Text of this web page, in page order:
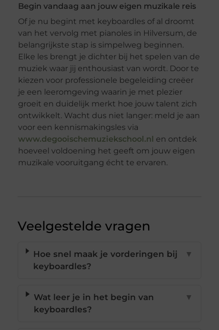
Begin vandaag aan jouw eigen muzikale reis
Of je nu begint met keyboardles of al droomt
van het vervolg met pianoles in Hilversum, de
belangrijkste stap is simpelweg beginnen.
Elke les brengt je dichter bij het spelen van de
muziek waar jij enthousiast van wordt. Door te
kiezen voor professionele begeleiding creëer
je een leeromgeving waarin je met plezier
groeit en duidelijk merkt hoe jouw talent zich
ontwikkelt. Wacht dus niet langer: meld je aan
voor een kennismakingsles via
www.degooischemuziekschool.nl en ontdek
hoeveel voldoening het geeft om jouw eigen
muzikale vooruitgang écht te ervaren.
Veelgestelde vragen
Hoe snel maak je vorderingen bij
keyboardles?
▼
Wat leer je in het begin van
keyboardles?
▼